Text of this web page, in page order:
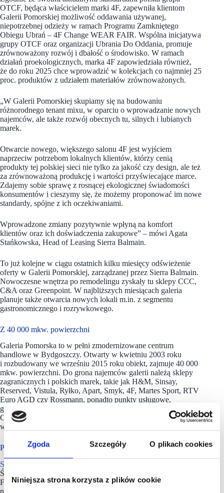
Zgoda Szczegóły O plikach cookies
Niniejsza strona korzysta z plików cookie
OTCF, będąca właścicielem marki 4F, zapewniła klientom
Galerii Pomorskiej możliwość oddawania używanej,
niepotrzebnej odzieży w ramach Programu Zamkniętego
Obiegu Ubrań – 4F Change WEAR FAIR. Wspólna inicjatywa
grupy OTCF oraz organizacji Ubrania Do Oddania, promuje
zrównoważony rozwój i dbałość o środowisko. W ramach
działań proekologicznych, marka 4F zapowiedziała również,
że do roku 2025 chce wprowadzić w kolekcjach co najmniej 25
proc. produktów z udziałem materiałów zrównoważonych.
„W Galerii Pomorskiej skupiamy się na budowaniu
różnorodnego tenant mixu, w oparciu o wprowadzanie nowych
najemców, ale także rozwój obecnych tu, silnych i lubianych
marek.
Otwarcie nowego, większego salonu 4F jest wyjściem
naprzeciw potrzebom lokalnych klientów, którzy cenią
produkty tej polskiej sieci nie tylko za jakość czy design, ale też
za zrównoważoną produkcję i wartości przyświecające marce.
Zdajemy sobie sprawę z rosnącej ekologicznej świadomości
konsumentów i cieszymy się, że możemy proponować im nowe
standardy, spójne z ich oczekiwaniami.
Wprowadzone zmiany pozytywnie wpłyną na komfort
klientów oraz ich doświadczenia zakupowe” – mówi Agata
Stańkowska, Head of Leasing Sierra Balmain.
To już kolejne w ciągu ostatnich kilku miesięcy odświeżenie
oferty w Galerii Pomorskiej, zarządzanej przez Sierra Balmain.
Nowoczesne wnętrza po remodelingu zyskały tu sklepy CCC,
C&A oraz Greenpoint. W najbliższych miesiącach galeria
planuje także otwarcia nowych lokali m.in. z segmentu
gastronomicznego i rozrywkowego.
Z 40 000 mkw. powierzchni
Galeria Pomorska to w pełni zmodernizowane centrum
handlowe w Bydgoszczy. Otwarty w kwietniu 2003 roku
i rozbudowany we wrześniu 2015 roku obiekt, zajmuje 40 000
mkw. powierzchni. Do grona najemców galerii należą sklepy
zagranicznych i polskich marek, takie jak H&M, Sinsay,
Reserved, Vistula, Ryłko, Apart, Smyk, 4F, Martes Sport, RTV
Euro AGD czy Rossmann, ponadto punkty usługowe,
gastronomiczne, a także nowoczesne kino sieci Helios.
Centrum handlowe dysponuje również największym
w Bydgoszczy bezpłatnym parkingiem.
Ponad 20 lat w Polsce
Sierra Balmain
Środkowo-Wschodniej, a w Polsce obecna jest od ponad 20 lat.
Firma świadczy kompleksowe usługi w zakresie zarządzania